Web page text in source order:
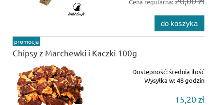
do koszyka
Chipsy z Marchewki i Kaczki 100g
Dostępność:średnia ilość
Wysyłka w:48 godzin
15,20 zł
promocja